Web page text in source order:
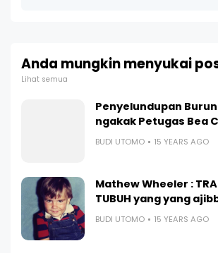
Anda mungkin menyukai
Lihat semua
Penyelundupan
ngakak Petugas Bea
BUDI UTOMO 15 YEARS AGO
Mathew Wheeler :
TUBUH yang yang
BUDI UTOMO 15 YEARS AGO